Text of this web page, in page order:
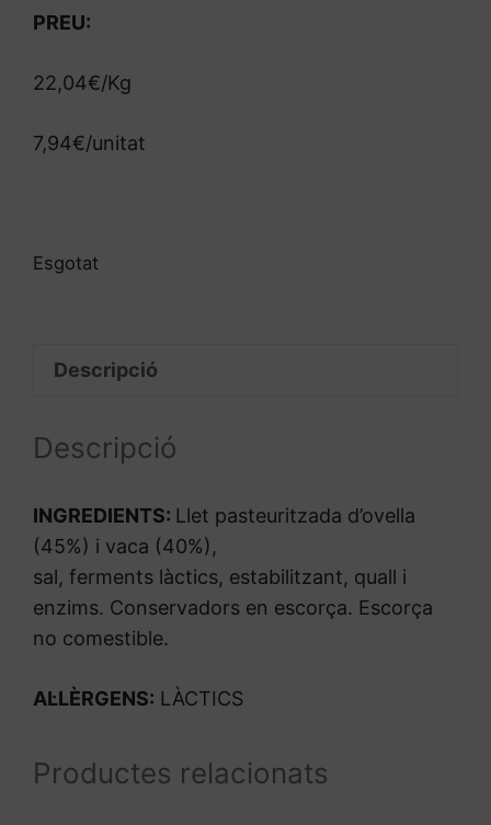
PREU:
22,04€/Kg
7,94€/unitat
Esgotat
Descripció
Descripció
INGREDIENTS: Llet pasteuritzada d’ovella
(45%) i vaca (40%),
sal, ferments làctics, estabilitzant, quall i
enzims. Conservadors en escorça. Escorça
no comestible.
AL·LÈRGENS: LÀCTICS
Productes relacionats